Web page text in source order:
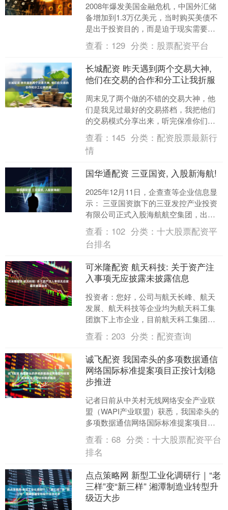
2008年爆发美国金融危机，中国外汇储
备增加到1.3万亿美元，当时购买美债不
是出于投资目的，而是迫于现实需要，
因为出口依赖美国市场，要稳定汇率和
保住订单，买美债....
查看： 129 分类： 股票配资平台
长城配资 昨天遇到两个交易大神,
他们在交易的合作和分工让我折服
周末见了两个做的不错的交易大神，他
们是我见过最好的交易搭档，我把他们
的交易模式分享出来，听完保准你们又
羡慕又佩服！ 为什么会羡慕？ 因为这两
个交易者不止交易做得....
查看： 145 分类： 配资股票最新行
情
国华通配资 三亚国资, 入股新海航!
2025年12月11日，企查查等企业信息显
示： 三亚国资旗下的三亚发控产业投资
有限公司正式入股海航航空集团，出资
1.12亿元，成为其新晋股东。 与此同
时，海航航....
查看： 102 分类：十大股票配资平
台排名
可米隆配资 航天科技: 关于资产注
入事项无应披露未披露信息
投资者：您好，公司与航天长峰、航天
发展、航天科技等企业均为航天科工集
团旗下上市企业，目前航天科工集团的
证券化率是所有央企中末尾的，有大量
优质资产有待重整或注入，....
查看：203 分类： 配资查询
诚飞配资 我国牵头的多项数据通信
网络国际标准提案项目正按计划稳
步推进
记者日前从中关村无线网络安全产业联
盟（WAPI产业联盟）获悉，我国牵头的
多项数据通信网络国际标准提案项目正
按计划稳步推进。相关项目涵盖光纤通
道网络、抗量子网络通....
查看：68 分类：十大股票配资平台
排名
点点策略网 新型工业化调研行｜“老
三样”变“新三样” 湘潭制造业转型升
级迈大步